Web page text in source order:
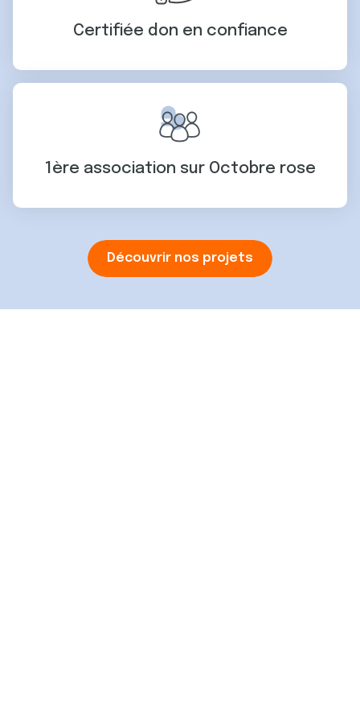
Certifiée don en confiance
1ère association sur Octobre rose
Découvrir nos projets